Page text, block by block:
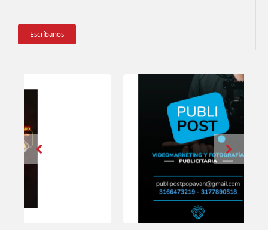
Escríbanos